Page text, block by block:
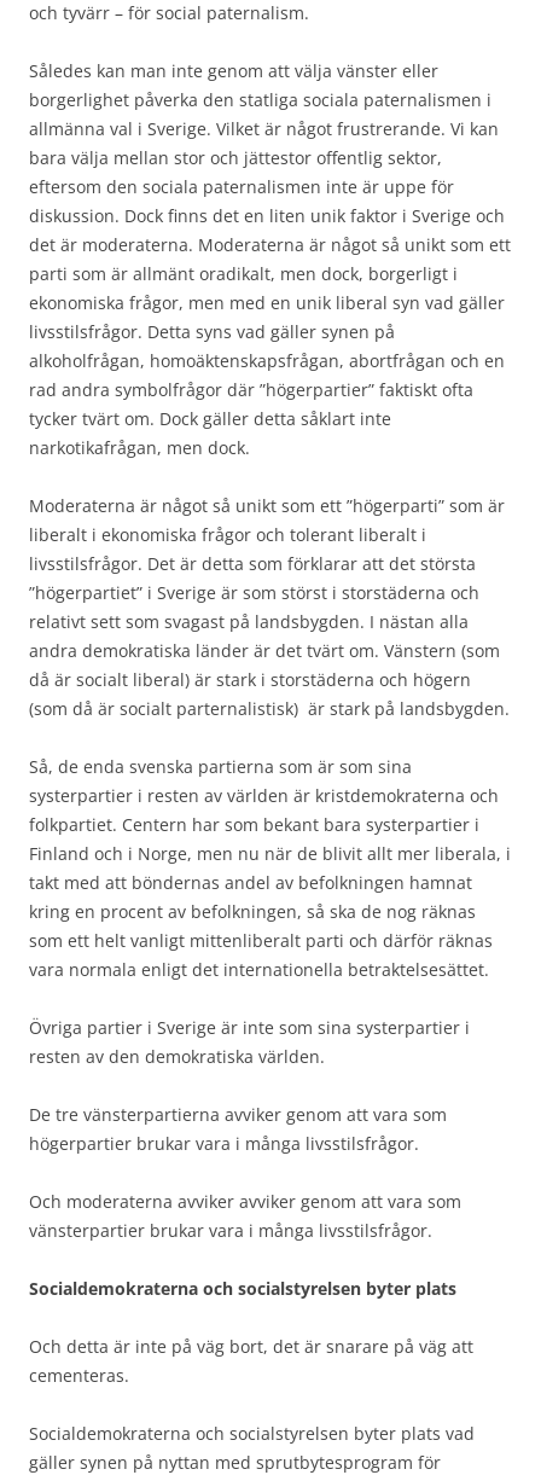
och tyvärr – för social paternalism.
Således kan man inte genom att välja vänster eller
borgerlighet påverka den statliga sociala paternalismen i
allmänna val i Sverige. Vilket är något frustrerande. Vi kan
bara välja mellan stor och jättestor offentlig sektor,
eftersom den sociala paternalismen inte är uppe för
diskussion. Dock finns det en liten unik faktor i Sverige och
det är moderaterna. Moderaterna är något så unikt som ett
parti som är allmänt oradikalt, men dock, borgerligt i
ekonomiska frågor, men med en unik liberal syn vad gäller
livsstilsfrågor. Detta syns vad gäller synen på
alkoholfrågan, homoäktenskapsfrågan, abortfrågan och en
rad andra symbolfrågor där ”högerpartier” faktiskt ofta
tycker tvärt om. Dock gäller detta såklart inte
narkotikafrågan, men dock.
Moderaterna är något så unikt som ett ”högerparti” som är
liberalt i ekonomiska frågor och tolerant liberalt i
livsstilsfrågor. Det är detta som förklarar att det största
”högerpartiet” i Sverige är som störst i storstäderna och
relativt sett som svagast på landsbygden. I nästan alla
andra demokratiska länder är det tvärt om. Vänstern (som
då är socialt liberal) är stark i storstäderna och högern
(som då är socialt parternalistisk) är stark på landsbygden.
Så, de enda svenska partierna som är som sina
systerpartier i resten av världen är kristdemokraterna och
folkpartiet. Centern har som bekant bara systerpartier i
Finland och i Norge, men nu när de blivit allt mer liberala, i
takt med att böndernas andel av befolkningen hamnat
kring en procent av befolkningen, så ska de nog räknas
som ett helt vanligt mittenliberalt parti och därför räknas
vara normala enligt det internationella betraktelsesättet.
Övriga partier i Sverige är inte som sina systerpartier i
resten av den demokratiska världen.
De tre vänsterpartierna avviker genom att vara som
högerpartier brukar vara i många livsstilsfrågor.
Och moderaterna avviker avviker genom att vara som
vänsterpartier brukar vara i många livsstilsfrågor.
Socialdemokraterna och socialstyrelsen byter plats
Och detta är inte på väg bort, det är snarare på väg att
cementeras.
Socialdemokraterna och socialstyrelsen byter plats vad
gäller synen på nyttan med sprutbytesprogram för